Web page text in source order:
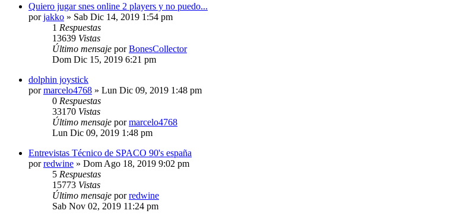
Quiero jugar snes online 2 players y no puedo...
porjakko » Sab Dic 14, 2019 1:54 pm
1 Respuestas
13639 Vistas
Último mensaje porBonesCollector
Dom Dic 15, 2019 6:21 pm
dolphin joystick
pormarcelo4768 » Lun Dic 09, 2019 1:48 pm
0 Respuestas
33170 Vistas
Último mensaje pormarcelo4768
Lun Dic 09, 2019 1:48 pm
Entrevistas Técnico de SPACO 90's españa
porredwine » Dom Ago 18, 2019 9:02 pm
5 Respuestas
15773 Vistas
Último mensaje porredwine
Sab Nov 02, 2019 11:24 pm